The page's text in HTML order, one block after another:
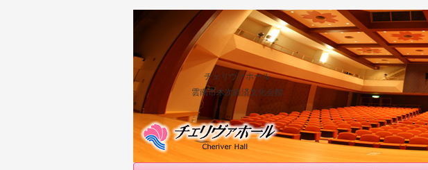
チェリヴァホール
雲南市木次経済文化会館